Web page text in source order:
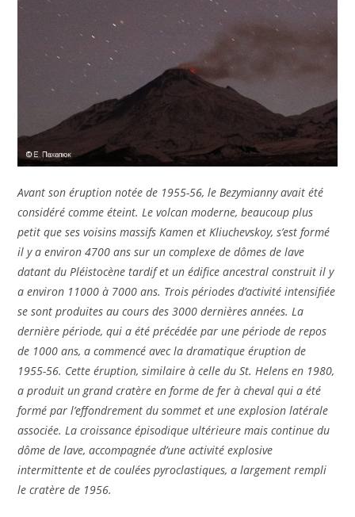
Avant son éruption notée de 1955-56, le Bezymianny avait été
considéré comme éteint. Le volcan moderne, beaucoup plus
petit que ses voisins massifs Kamen et Kliuchevskoy, s’est formé
il y a environ 4700 ans sur un complexe de dômes de lave
datant du Pléistocène tardif et un édifice ancestral construit il y
a environ 11000 à 7000 ans. Trois périodes d’activité intensifiée
se sont produites au cours des 3000 dernières années. La
dernière période, qui a été précédée par une période de repos
de 1000 ans, a commencé avec la dramatique éruption de
1955-56. Cette éruption, similaire à celle du St. Helens en 1980,
a produit un grand cratère en forme de fer à cheval qui a été
formé par l’effondrement du sommet et une explosion latérale
associée. La croissance épisodique ultérieure mais continue du
dôme de lave, accompagnée d’une activité explosive
intermittente et de coulées pyroclastiques, a largement rempli
le cratère de 1956.